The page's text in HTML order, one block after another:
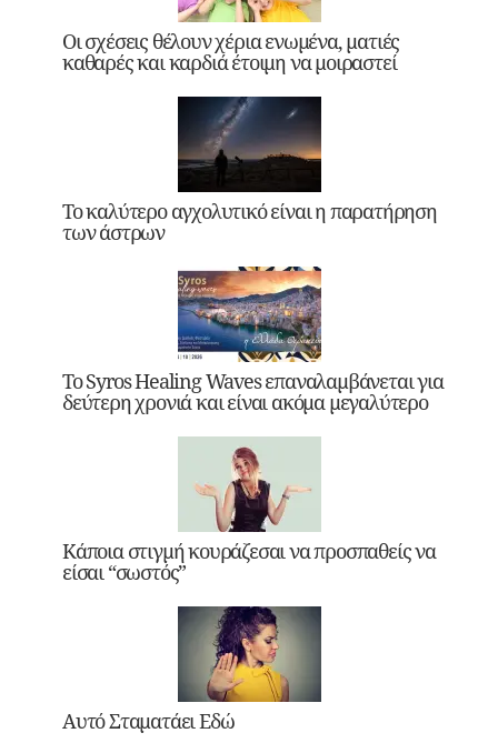
Οι σχέσεις θέλουν χέρια ενωμένα, ματιές
καθαρές και καρδιά έτοιμη να μοιραστεί
Το καλύτερο αγχολυτικό είναι η παρατήρηση
των άστρων
Το Syros Healing Waves επαναλαμβάνεται για
δεύτερη χρονιά και είναι ακόμα μεγαλύτερο
Κάποια στιγμή κουράζεσαι να προσπαθείς να
είσαι “σωστός”
Αυτό Σταματάει Εδώ